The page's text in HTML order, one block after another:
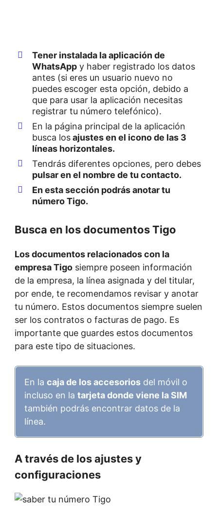
Tener instalada la aplicación de
WhatsApp y haber registrado los datos
antes (si eres un usuario nuevo no
puedes escoger esta opción, debido a
que para usar la aplicación necesitas
registrar tu número telefónico).
En la página principal de la aplicación
busca losajustes en el icono de las 3
líneas horizontales.
Tendrás diferentes opciones, pero debes
pulsar en el nombre de tu contacto.
En esta sección podrás anotar tu
número Tigo.
Busca en los documentos Tigo
Los documentos relacionados con la
empresa Tigo siempre poseen información
de la empresa, la línea asignada y del titular,
por ende, te recomendamos revisar y anotar
tu número. Estos documentos siempre suelen
ser los contratos o facturas de pago. Es
importante que guardes estos documentos
para este tipo de situaciones.
En la caja de los accesorios del móvil o
incluso en la tarjeta donde viene la SIM
también podrás encontrar datos de la
línea.
A través de los ajustes y
configuraciones